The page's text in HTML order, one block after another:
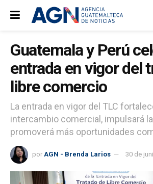
Guatemala y Perú
entrada en vigor del
libre comercio
La entrada en vigor del TLC
intercambio comercial, impulsará
promoverá más oportunidades
por AGN - Brenda Larios 30 de